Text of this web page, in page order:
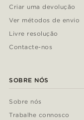
Criar uma devolução
Ver métodos de envio
Livre resolução
Contacte-nos
SOBRE NÓS
Sobre nós
Trabalhe connosco